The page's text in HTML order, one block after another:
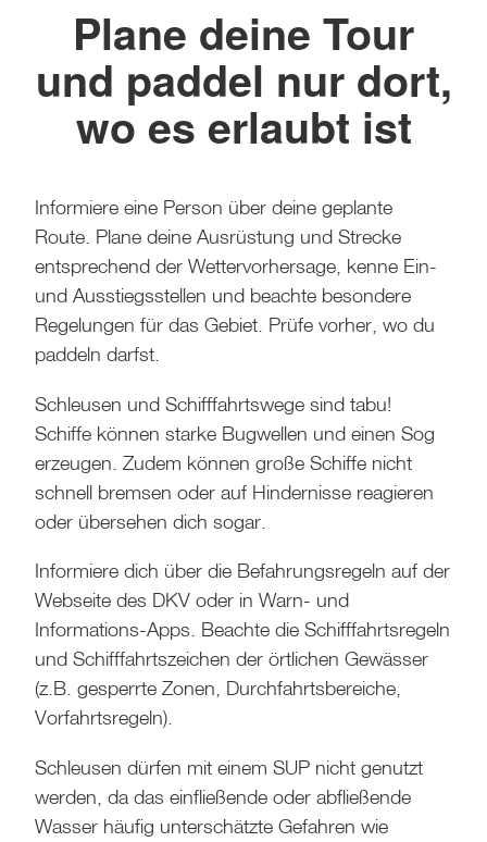
Plane deine Tour
und paddel nur dort,
wo es erlaubt ist
Informiere eine Person über deine geplante
Route. Plane deine Ausrüstung und Strecke
entsprechend der Wettervorhersage, kenne Ein-
und Ausstiegsstellen und beachte besondere
Regelungen für das Gebiet. Prüfe vorher, wo du
paddeln darfst.
Schleusen und Schifffahrtswege sind tabu!
Schiffe können starke Bugwellen und einen Sog
erzeugen. Zudem können große Schiffe nicht
schnell bremsen oder auf Hindernisse reagieren
oder übersehen dich sogar.
Informiere dich über die Befahrungsregeln auf der
Webseite des DKV oder in Warn- und
Informations-Apps. Beachte die Schifffahrtsregeln
und Schifffahrtszeichen der örtlichen Gewässer
(z.B. gesperrte Zonen, Durchfahrtsbereiche,
Vorfahrtsregeln).
Schleusen dürfen mit einem SUP nicht genutzt
werden, da das einfließende oder abfließende
Wasser häufig unterschätzte Gefahren wie